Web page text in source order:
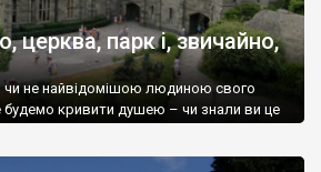
церква, парк і, звичайно,
чи не найвідомішою людиною свого
будемо кривити душею – чи знали ви це